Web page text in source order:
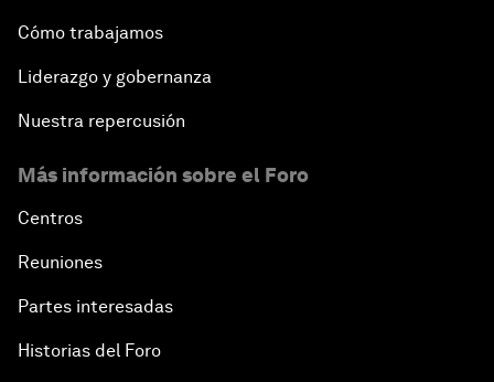
Cómo trabajamos
Liderazgo y gobernanza
Nuestra repercusión
Más información sobre el Foro
Centros
Reuniones
Partes interesadas
Historias del Foro